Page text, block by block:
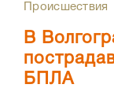
Происшествия
В
БПЛА